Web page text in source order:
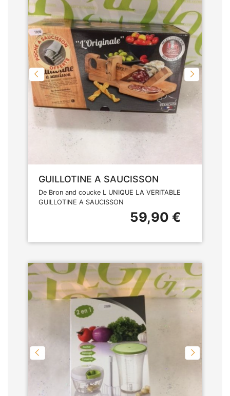
GUILLOTINE A SAUCISSON
De Bron and coucke L UNIQUE LA VERITABLE
GUILLOTINE A SAUCISSON
59,90 €